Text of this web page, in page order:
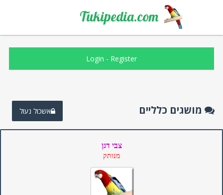
Tukipedia.com
Login - Register
אשכול נעול מושגים כלליים
צבי דגן
מנותק